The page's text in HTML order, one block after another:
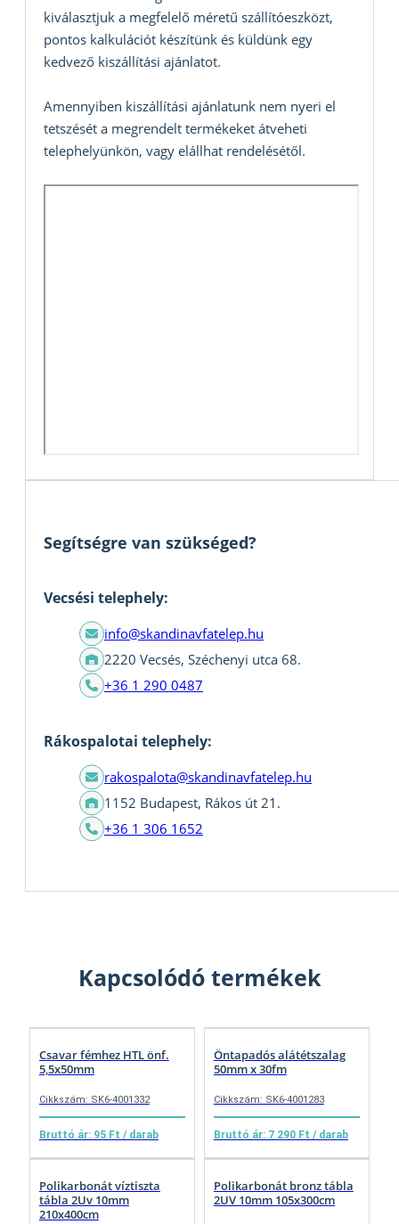
kiválasztjuk a megfelelő méretű szállítóeszközt,
pontos kalkulációt készítünk és küldünk egy
kedvező kiszállítási ajánlatot.
Amennyiben kiszállítási ajánlatunk nem nyeri el
tetszését a megrendelt termékeket átveheti
telephelyünkön, vagy elállhat rendelésétől.
Segítségre van szükséged?
Vecsési telephely:
info@skandinavfatelep.hu
2220 Vecsés, Széchenyi utca 68.
+36 1 290 0487
Rákospalotai telephely:
rakospalota@skandinavfatelep.hu
1152 Budapest, Rákos út 21.
+36 1 306 1652
Kapcsolódó termékek
Csavar fémhez HTL önf.
5,5x50mm
Cikkszám: SK6-4001332
Bruttó ár: 95 Ft / darab
Öntapadós alátétszalag
50mm x 30fm
Cikkszám: SK6-4001283
Bruttó ár: 7 290 Ft / darab
Polikarbonát víztiszta
tábla 2Uv 10mm
210x400cm
Polikarbonát bronz tábla
2UV 10mm 105x300cm